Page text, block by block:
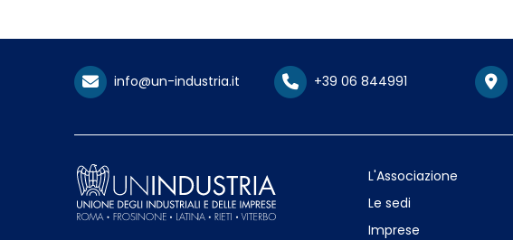
info@un-industria.it +39 06 844991
L'Associazione
Le sedi
Imprese